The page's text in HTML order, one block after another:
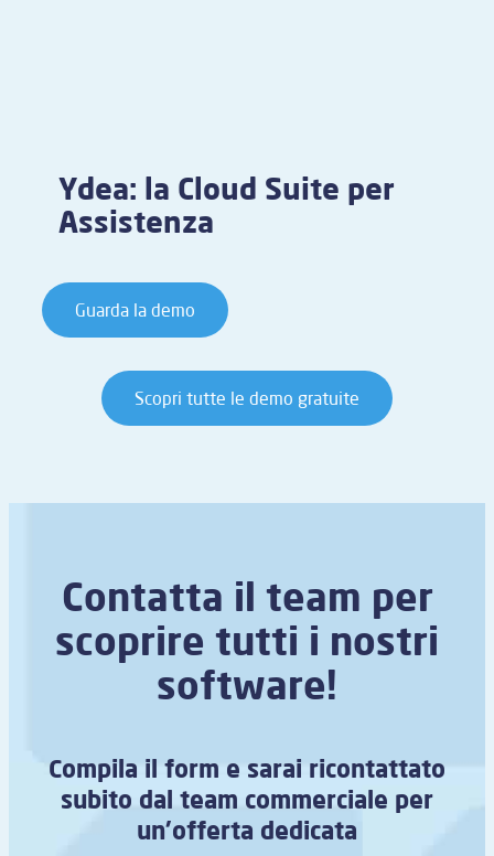
Ydea: la Cloud Suite per
Assistenza
Guarda la demo
Scopri tutte le demo gratuite
Contatta il team per
scoprire tutti i nostri
software!
Compila il form e sarai ricontattato
subito dal team commerciale per
un’offerta dedicata